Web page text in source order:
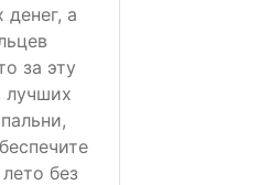
денег, а
за эту
лучших
без